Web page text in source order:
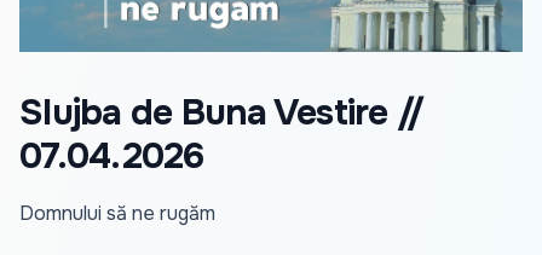
Slujba de Buna Vestire //
07.04.2026
Domnului să ne rugăm